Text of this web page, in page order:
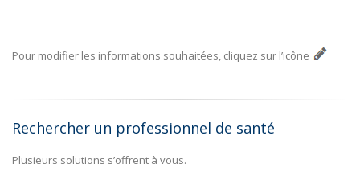
Pour modifier les informations souhaitées, cliquez sur l’icône
Rechercher un professionnel de santé
Plusieurs solutions s’offrent à vous.